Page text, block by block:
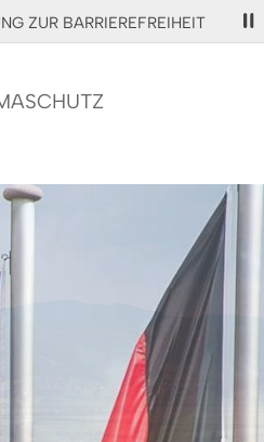
ZUR BARRIEREFREIHEIT